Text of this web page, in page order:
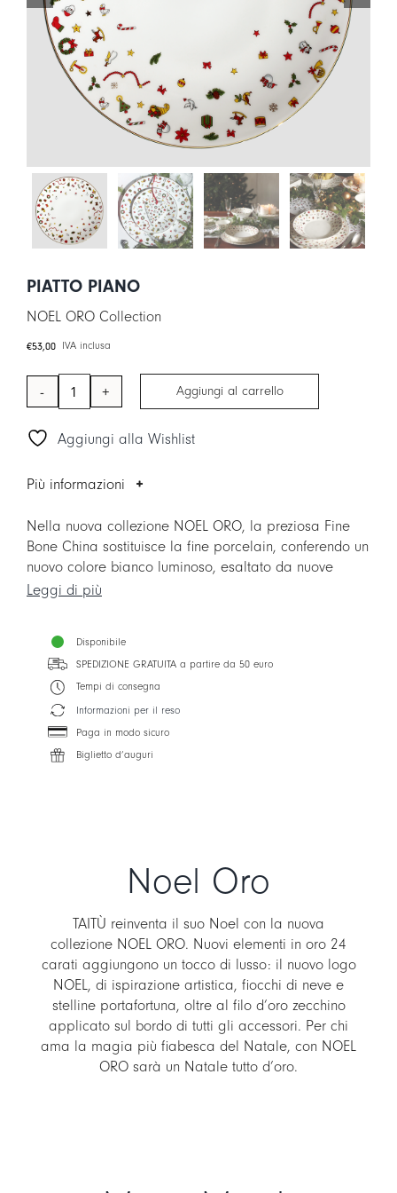
LOGIN
CARRELLO
PIATTO PIANO
NOEL ORO Collection
€53,00 IVA inclusa
Piatto
quantità
Aggiungi al carrello
Aggiungi alla Wishlist
Più informazioni
Nella nuova collezione NOEL ORO, la preziosa Fine
Bone China sostituisce la fine porcelain, conferendo un
nuovo colore bianco luminoso, esaltato da nuove
forme contemporanee. La collezione è arricchita
Leggi di più
Disponibile
SPEDIZIONE GRATUITA a partire da 50 euro
Tempi di consegna
Informazioni per il reso
Paga in modo sicuro
Biglietto d’auguri
Noel Oro
TAITÙ reinventa il suo Noel con la nuova
collezione NOEL ORO. Nuovi elementi in oro 24
carati aggiungono un tocco di lusso: il nuovo logo
NOEL, di ispirazione artistica, fiocchi di neve e
stelline portafortuna, oltre al filo d’oro zecchino
applicato sul bordo di tutti gli accessori. Per chi
ama la magia più fiabesca del Natale, con NOEL
ORO sarà un Natale tutto d’oro.